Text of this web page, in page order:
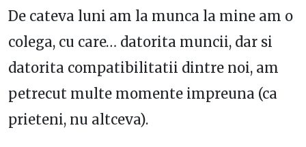
De cateva luni am la munca la mine am o
colega, cu care… datorita muncii, dar si
datorita compatibilitatii dintre noi, am
petrecut multe momente impreuna (ca
prieteni, nu altceva).